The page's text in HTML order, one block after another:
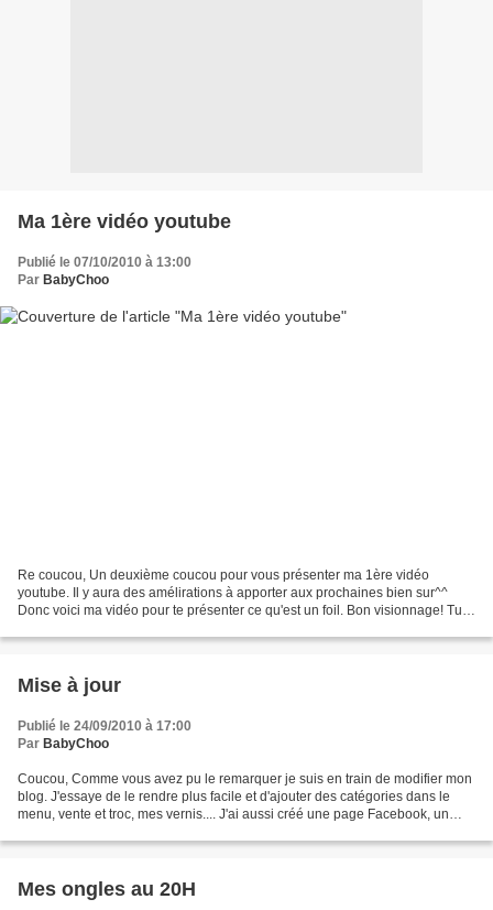
Ma 1ère vidéo youtube
Publié le 07/10/2010 à 13:00
Par BabyChoo
Re coucou, Un deuxième coucou pour vous présenter ma 1ère vidéo
youtube. Il y aura des amélirations à apporter aux prochaines bien sur^^
Donc voici ma vidéo pour te présenter ce qu'est un foil. Bon visionnage! Tu
Mise à jour
Publié le 24/09/2010 à 17:00
Par BabyChoo
Coucou, Comme vous avez pu le remarquer je suis en train de modifier mon
blog. J'essaye de le rendre plus facile et d'ajouter des catégories dans le
menu, vente et troc, mes vernis.... J'ai aussi créé une page Facebook, un
Mes ongles au 20H